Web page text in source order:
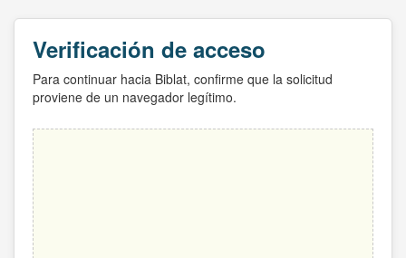
Verificación de acceso
Para continuar hacia Biblat, confirme que la solicitud
proviene de un navegador legítimo.